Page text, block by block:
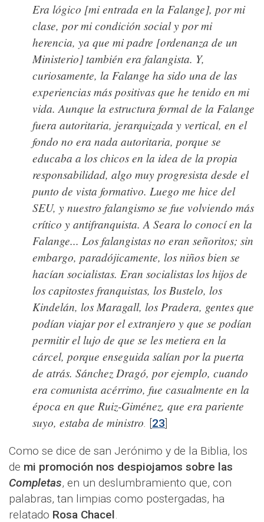
Era lógico [mi entrada en la Falange], por mi
clase, por mi condición social y por mi
herencia, ya que mi padre [ordenanza de un
Ministerio] también era falangista. Y,
curiosamente, la Falange ha sido una de las
experiencias más positivas que he tenido en mi
vida. Aunque la estructura formal de la Falange
fuera autoritaria, jerarquizada y vertical, en el
fondo no era nada autoritaria, porque se
educaba a los chicos en la idea de la propia
responsabilidad, algo muy progresista desde el
punto de vista formativo. Luego me hice del
SEU, y nuestro falangismo se fue volviendo más
crítico y antifranquista. A Seara lo conocí en la
Falange... Los falangistas no eran señoritos; sin
embargo, paradójicamente, los niños bien se
hacían socialistas. Eran socialistas los hijos de
los capitostes franquistas, los Bustelo, los
Kindelán, los Maragall, los Pradera, gentes que
podían viajar por el extranjero y que se podían
permitir el lujo de que se les metiera en la
cárcel, porque enseguida salían por la puerta
de atrás. Sánchez Dragó, por ejemplo, cuando
era comunista acérrimo, fue casualmente en la
época en que Ruiz-Giménez, que era pariente
suyo, estaba de ministro [23]
Como se dice de san Jerónimo y de la Biblia, los
de mi promoción nos despiojamos sobre las
Completas, en un deslumbramiento que, con
palabras, tan limpias como postergadas, ha
relatado Rosa Chacel